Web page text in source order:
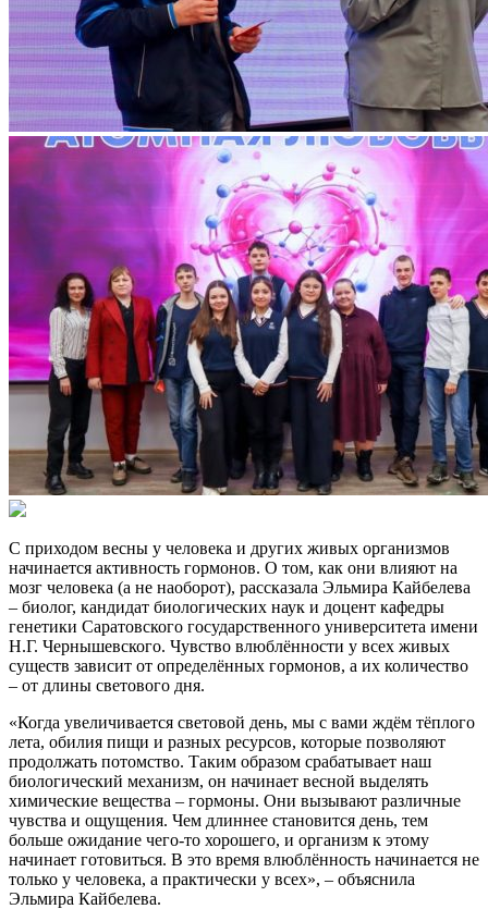
С приходом весны у человека и других живых организмов
начинается активность гормонов. О том, как они влияют на
мозг человека (а не наоборот), рассказала Эльмира Кайбелева
– биолог, кандидат биологических наук и доцент кафедры
генетики Саратовского государственного университета имени
Н.Г. Чернышевского. Чувство влюблённости у всех живых
существ зависит от определённых гормонов, а их количество
– от длины светового дня.
«Когда увеличивается световой день, мы с вами ждём тёплого
лета, обилия пищи и разных ресурсов, которые позволяют
продолжать потомство. Таким образом срабатывает наш
биологический механизм, он начинает весной выделять
химические вещества – гормоны. Они вызывают различные
чувства и ощущения. Чем длиннее становится день, тем
больше ожидание чего-то хорошего, и организм к этому
начинает готовиться. В это время влюблённость начинается не
только у человека, а практически у всех», – объяснила
Эльмира Кайбелева.